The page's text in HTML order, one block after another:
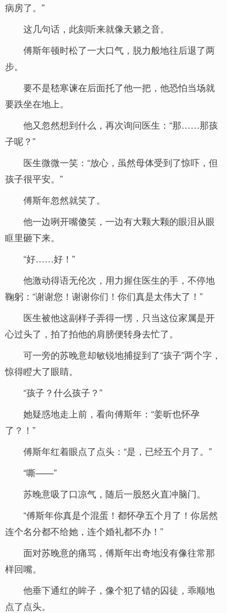
病房了。”
这几句话，此刻听来就像天籁之音。
傅斯年顿时松了一大口气，脱力般地往后退了两
步。
要不是嵇寒谏在后面托了他一把，他恐怕当场就
要跌坐在地上。
他又忽然想到什么，再次询问医生：“那……那孩
子呢？”
医生微微一笑：“放心，虽然母体受到了惊吓，但
孩子很平安。”
傅斯年忽然就笑了。
他一边咧开嘴傻笑，一边有大颗大颗的眼泪从眼
眶里砸下来。
“好……好！”
他激动得语无伦次，用力握住医生的手，不停地
鞠躬：“谢谢您！谢谢你们！你们真是太伟大了！”
医生被他这副样子弄得一愣，只当这位家属是开
心过头了，拍了拍他的肩膀便转身去忙了。
可一旁的苏晚意却敏锐地捕捉到了“孩子”两个字，
惊得瞪大了眼睛。
“孩子？什么孩子？”
她疑惑地走上前，看向傅斯年：“姜昕也怀孕
了？！”
傅斯年红着眼点了点头：“是，已经五个月了。”
“嘶——”
苏晚意吸了口凉气，随后一股怒火直冲脑门。
“傅斯年你真是个混蛋！都怀孕五个月了！你居然
连个名分都不给她，连个婚礼都不办！”
面对苏晚意的痛骂，傅斯年出奇地没有像往常那
样回嘴。
他垂下通红的眸子，像个犯了错的囚徒，乖顺地
点了点头。